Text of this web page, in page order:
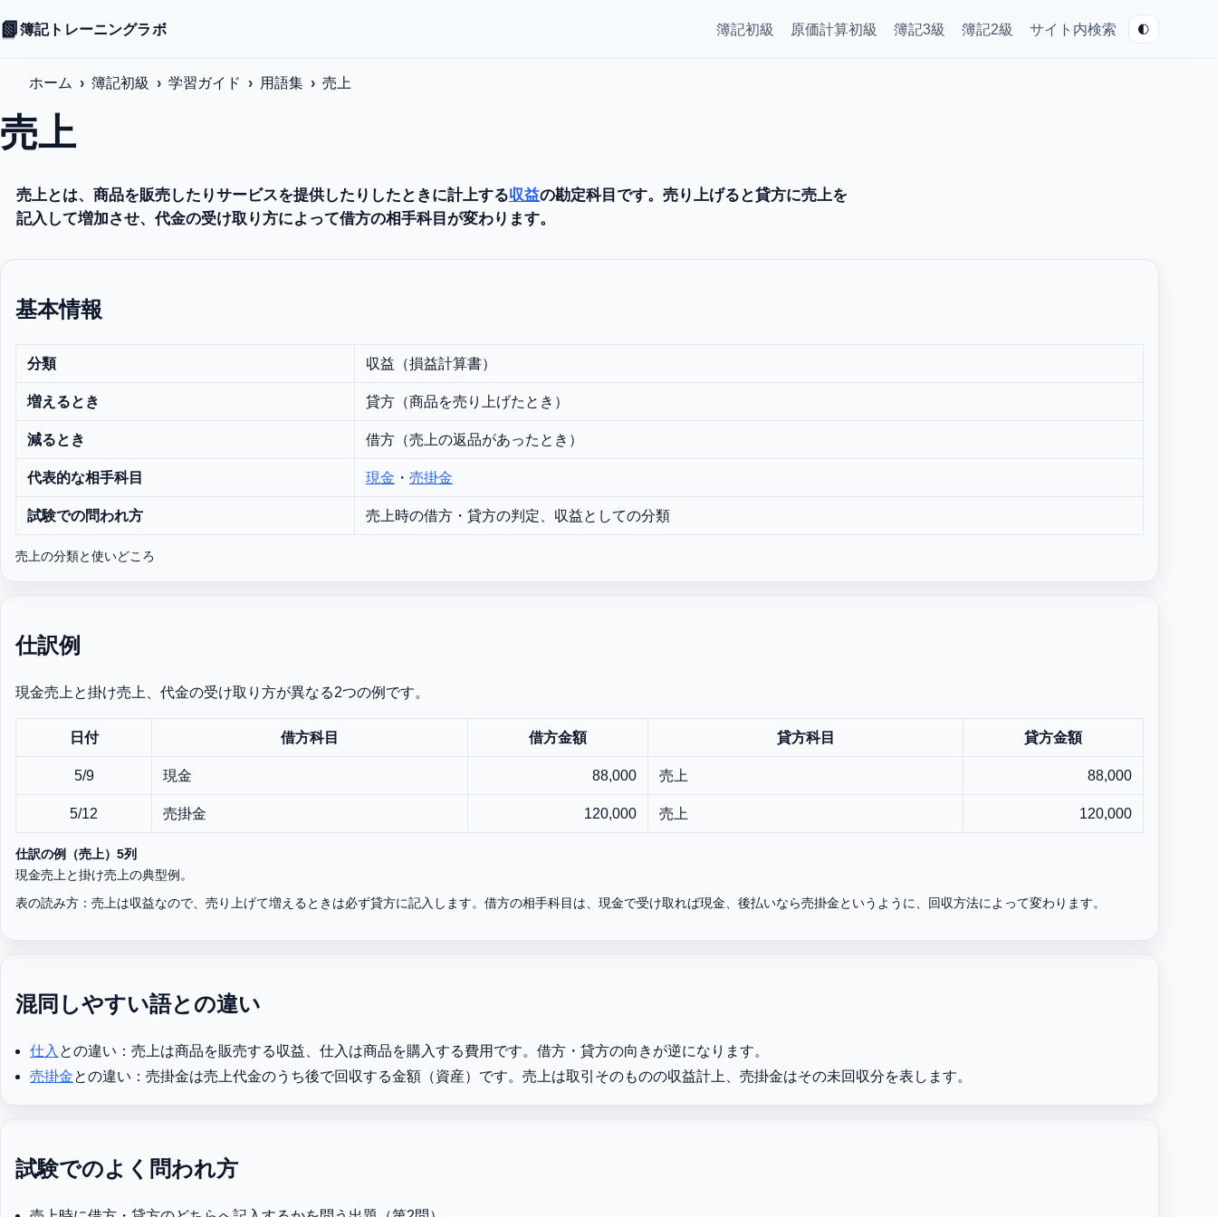
📗簿記トレーニングラボ 簿記初級 原価計算初級 簿記3級 簿記2級 サイト内検索 🌓
ホーム 簿記初級 学習ガイド 用語集 売上
売上
売上とは、商品を販売したりサービスを提供したりしたときに計上する収益の勘定科目です。売り上げると貸方に売上を
記入して増加させ、代金の受け取り方によって借方の相手科目が変わります。
基本情報
売上の分類と使いどころ
分類 収益（損益計算書）
増えるとき 貸方（商品を売り上げたとき）
減るとき 借方（売上の返品があったとき）
代表的な相手科目 現金 ・ 売掛金
試験での問われ方 売上時の借方・貸方の判定、収益としての分類
仕訳例
現金売上と掛け売上、代金の受け取り方が異なる2つの例です。
仕訳の例（売上）5列
現金売上と掛け売上の典型例。
日付 借方科目 借方金額 貸方科目 貸方金額
5/9 現金 88,000 売上 88,000
5/12 売掛金 120,000 売上 120,000
表の読み方：売上は収益なので、売り上げて増えるときは必ず貸方に記入します。借方の相手科目は、現金で受け取れば現金、後払いなら売掛金というように、回収方法によって変わります。
混同しやすい語との違い
仕入 との違い：売上は商品を販売する収益、仕入は商品を購入する費用です。借方・貸方の向きが逆になります。
売掛金との違い：売掛金は売上代金のうち後で回収する金額（資産）です。売上は取引そのものの収益計上、売掛金はその未回収分を表します。
試験でのよく問われ方